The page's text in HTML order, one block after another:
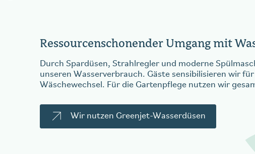
Ressourcenschonender Umgang mit
Durch Spardüsen, Strahlregler und moderne
unseren Wasserverbrauch. Gäste sensibilisieren wir
Wäschewechsel. Für die Gartenpflege nutzen wir
Wir nutzen Greenjet-Wasserdüsen